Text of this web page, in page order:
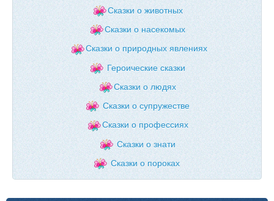
Сказки о животных
Сказки о насекомых
Сказки о природных явлениях
Героические сказки
Сказки о людях
Сказки о супружестве
Сказки о профессиях
Сказки о знати
Сказки о пороках